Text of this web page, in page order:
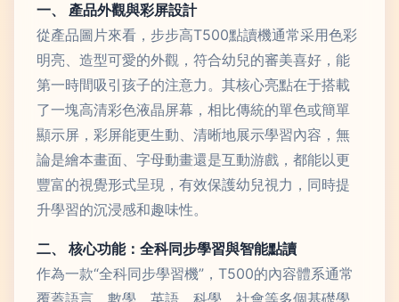
一、 產品外觀與彩屏設計
從產品圖片來看，步步高T500點讀機通常采用色彩
明亮、造型可愛的外觀，符合幼兒的審美喜好，能
第一時間吸引孩子的注意力。其核心亮點在于搭載
了一塊高清彩色液晶屏幕，相比傳統的單色或簡單
顯示屏，彩屏能更生動、清晰地展示學習內容，無
論是繪本畫面、字母動畫還是互動游戲，都能以更
豐富的視覺形式呈現，有效保護幼兒視力，同時提
升學習的沉浸感和趣味性。
二、 核心功能：全科同步學習與智能點讀
作為一款“全科同步學習機”，T500的內容體系通常
覆蓋語言、數學、英語、科學、社會等多個基礎學